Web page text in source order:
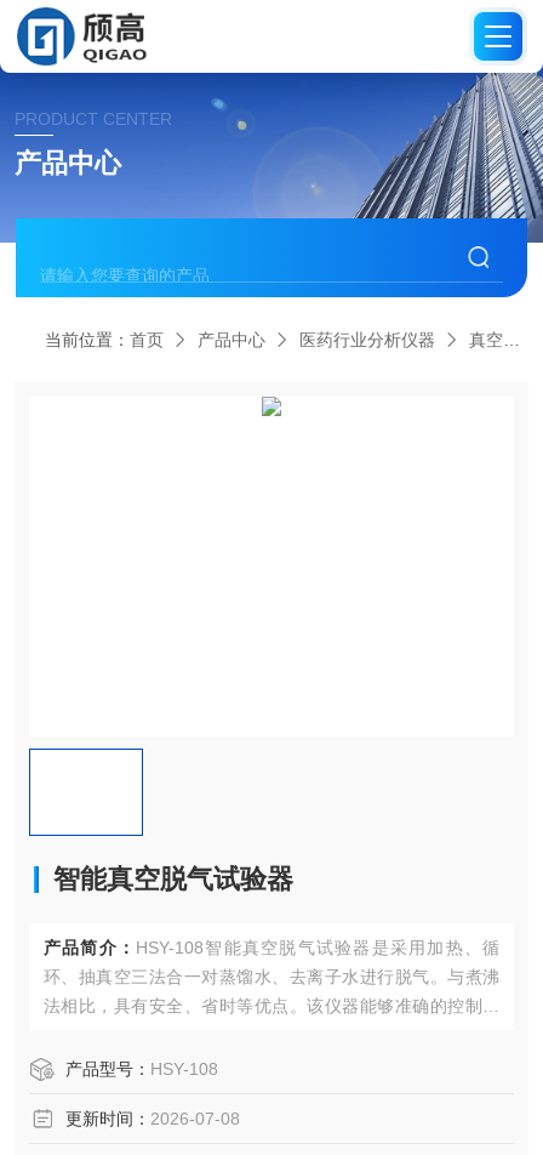
PRODUCT CENTER
产品中心
当前位置：首页 产品中心 医药行业分析仪器 真空脱气仪
智能真空脱气试验器
产品简介： HSY-108智能真空脱气试验器是采用加热、循
环、抽真空三法合一对蒸馏水、去离子水进行脱气。与煮沸
法相比，具有安全、省时等优点。该仪器能够准确的控制溶
到理想的脱气效果。可配合溶出仪使用。
产品型号： HSY-108
更新时间： 2026-07-08